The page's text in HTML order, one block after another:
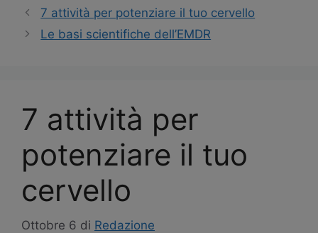
Navigazione
articolo
7 attività per potenziare il tuo cervello
Le basi scientifiche dell’EMDR
7 attività per
potenziare il tuo
cervello
Ottobre 6 di Redazione